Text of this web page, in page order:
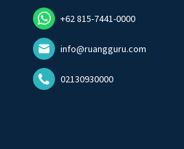
+62 815-7441-0000
info@ruangguru.com
02130930000